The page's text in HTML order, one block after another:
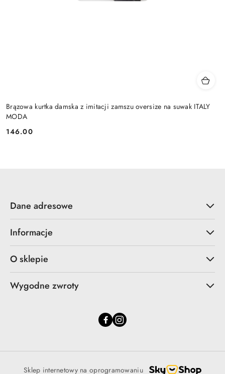
Brązowa kurtka damska z imitacji zamszu oversize na suwak ITALY
MODA
Cena:
146.00
Dane adresowe
Informacje
O sklepie
Wygodne zwroty
Sklep internetowy na oprogramowaniu